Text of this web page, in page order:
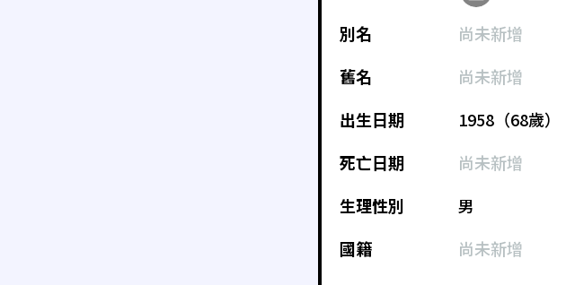
別名
尚未新增
舊名
尚未新增
出生日期
1958（68歲）
死亡日期
尚未新增
生理性別
男
國籍
尚未新增